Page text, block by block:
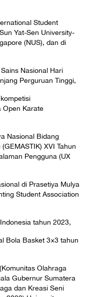
Student
Yat-Sen University-
(NUS), dan di
Nasional Hari
Perguruan Tinggi,
Open Karate
Nasional Bidang
XVI Tahun
Pengguna (UX
di Prasetiya Mulya
Student Association
tahun 2023,
Bola Basket 3×3 tahun
Olahraga
Gubernur Sumatera
dan Kreasi Seni